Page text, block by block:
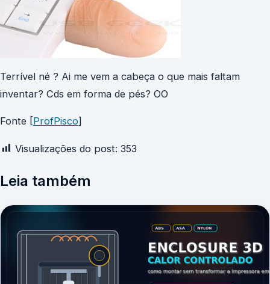
Terrível né ? Ai me vem a cabeça o que mais faltam
inventar? Cds em forma de pés? OO
Fonte [ProfPisco]
Visualizações do post: 353
Leia também